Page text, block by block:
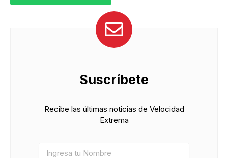
Suscríbete
Recibe las últimas noticias de Velocidad
Extrema